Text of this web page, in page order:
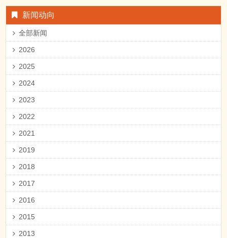
新闻动向
全部新闻
2026
2025
2024
2023
2022
2021
2019
2018
2017
2016
2015
2013